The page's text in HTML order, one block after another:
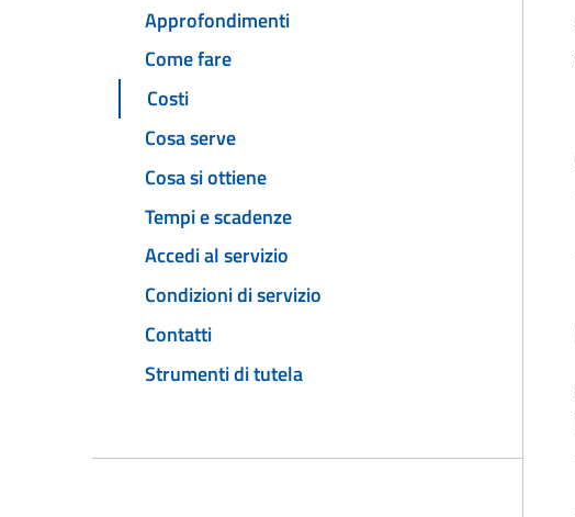
Approfondimenti
Come fare
Costi
Cosa serve
Cosa si ottiene
Tempi e scadenze
Accedi al servizio
Condizioni di servizio
Contatti
Strumenti di tutela